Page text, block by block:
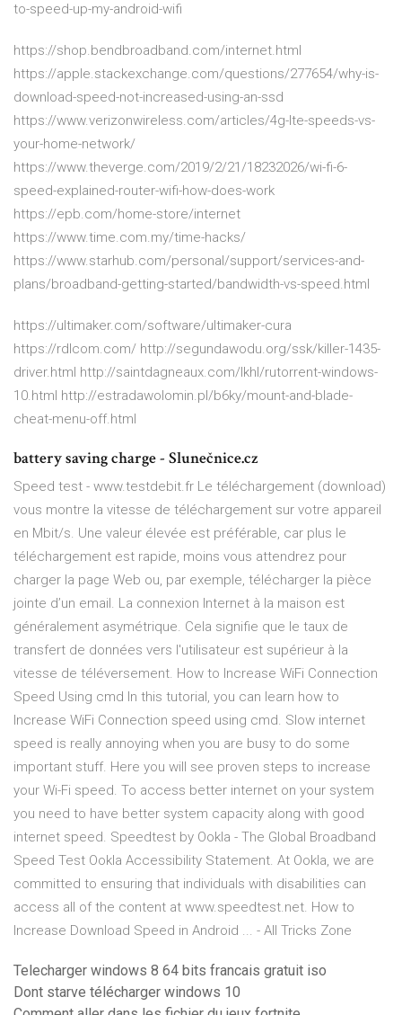
to-speed-up-my-android-wifi
https://shop.bendbroadband.com/internet.html
https://apple.stackexchange.com/questions/277654/why-is-
download-speed-not-increased-using-an-ssd
https://www.verizonwireless.com/articles/4g-lte-speeds-vs-
your-home-network/
https://www.theverge.com/2019/2/21/18232026/wi-fi-6-
speed-explained-router-wifi-how-does-work
https://epb.com/home-store/internet
https://www.time.com.my/time-hacks/
https://www.starhub.com/personal/support/services-and-
plans/broadband-getting-started/bandwidth-vs-speed.html
https://ultimaker.com/software/ultimaker-cura
https://rdlcom.com/ http://segundawodu.org/ssk/killer-1435-
driver.html http://saintdagneaux.com/lkhl/rutorrent-windows-
10.html http://estradawolomin.pl/b6ky/mount-and-blade-
cheat-menu-off.html
battery saving charge - Slunečnice.cz
Speed test - www.testdebit.fr Le téléchargement (download)
vous montre la vitesse de téléchargement sur votre appareil
en Mbit/s. Une valeur élevée est préférable, car plus le
téléchargement est rapide, moins vous attendrez pour
charger la page Web ou, par exemple, télécharger la pièce
jointe d’un email. La connexion Internet à la maison est
généralement asymétrique. Cela signifie que le taux de
transfert de données vers l'utilisateur est supérieur à la
vitesse de téléversement. How to Increase WiFi Connection
Speed Using cmd In this tutorial, you can learn how to
Increase WiFi Connection speed using cmd. Slow internet
speed is really annoying when you are busy to do some
important stuff. Here you will see proven steps to increase
your Wi-Fi speed. To access better internet on your system
you need to have better system capacity along with good
internet speed. Speedtest by Ookla - The Global Broadband
Speed Test Ookla Accessibility Statement. At Ookla, we are
committed to ensuring that individuals with disabilities can
access all of the content at www.speedtest.net. How to
Increase Download Speed in Android ... - All Tricks Zone
Telecharger windows 8 64 bits francais gratuit iso
Dont starve télécharger windows 10